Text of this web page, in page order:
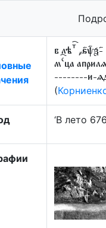
в лѣт҇ ҂ѕ҃ѱ҃ѯ-҃
мс҇ца
--------и-
(
‘В лето